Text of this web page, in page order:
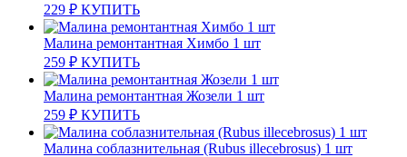
229 ₽ КУПИТЬ
Малина ремонтантная Химбо 1 шт
259 ₽ КУПИТЬ
Малина ремонтантная Жозели 1 шт
259 ₽ КУПИТЬ
Малина соблазнительная (Rubus illecebrosus) 1 шт